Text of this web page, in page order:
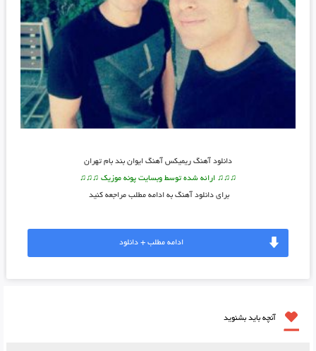
دانلود آهنگریمیکس آهنگ ایوان بند بام تهران
♫♫♫ ارائه شده توسط وبسایت پونه موزیک ♫♫♫
برای دانلود آهنگ به ادامه مطلب مراجعه کنید
ادامه مطلب + دانلود
آنچه باید بشنوید